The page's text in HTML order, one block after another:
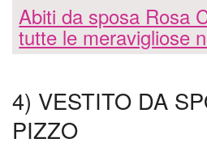
Abiti da sposa Rosa
tutte le meravigliose
4) VESTITO DA
PIZZO